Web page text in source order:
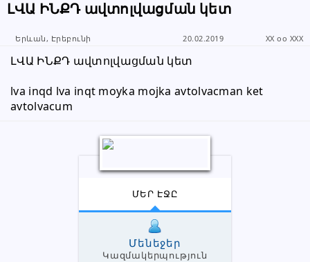
ԼՎԱ ԻՆՔԴ ավտոլվացման կետ
Երևան, Էրեբունի 20.02.2019 XX oo XXX
ԼՎԱ ԻՆՔԴ ավտոլվացման կետ
lva inqd lva inqt moyka mojka avtolvacman ket
avtolvacum
ՄԵՐ ԷՋԸ
Մենեջեր
Կազմակերպություն